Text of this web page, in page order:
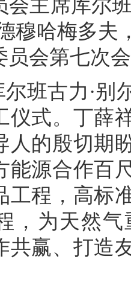
会主席库尔
穆哈梅多
员会第七次
班古力·别
仪式。丁薛
人的殷切期
能源合作百
工程，高标
，为天然
共赢、打造